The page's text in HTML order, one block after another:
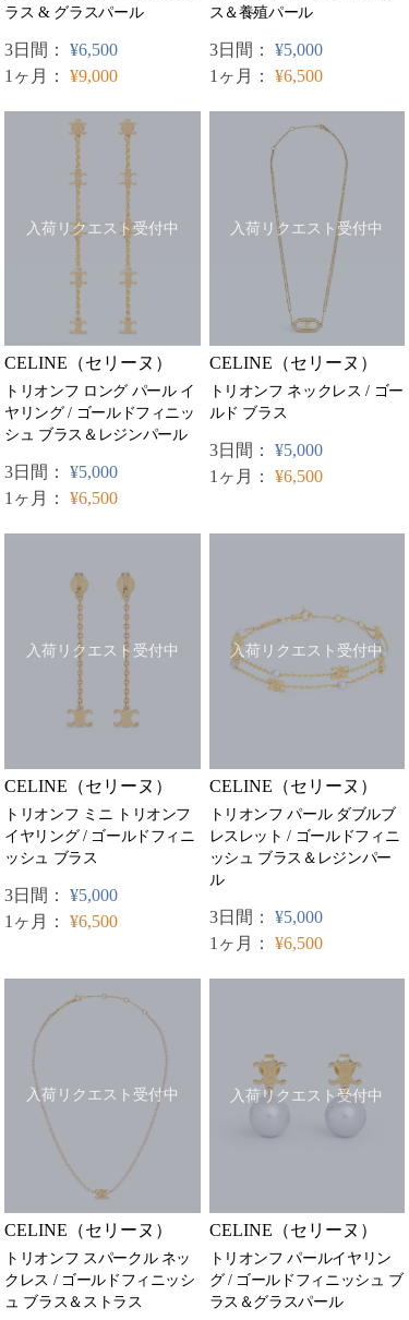
ラス & グラスパール
3日間： ¥6,500
1ヶ月： ¥9,000
ス＆養殖パール
3日間： ¥5,000
1ヶ月： ¥6,500
入荷リクエスト受付中
CELINE（セリーヌ）
トリオンフ ロング パール イ
ヤリング / ゴールドフィニッ
シュ ブラス＆レジンパール
3日間： ¥5,000
1ヶ月： ¥6,500
入荷リクエスト受付中
CELINE（セリーヌ）
トリオンフ ネックレス / ゴー
ルド ブラス
3日間： ¥5,000
1ヶ月： ¥6,500
入荷リクエスト受付中
CELINE（セリーヌ）
トリオンフ ミニ トリオンフ
イヤリング / ゴールドフィニ
ッシュ ブラス
3日間： ¥5,000
1ヶ月： ¥6,500
入荷リクエスト受付中
CELINE（セリーヌ）
トリオンフ パール ダブルブ
レスレット / ゴールドフィニ
ッシュ ブラス＆レジンパー
ル
3日間： ¥5,000
1ヶ月： ¥6,500
入荷リクエスト受付中
CELINE（セリーヌ）
トリオンフ スパークル ネッ
クレス / ゴールドフィニッシ
ュ ブラス＆ストラス
入荷リクエスト受付中
CELINE（セリーヌ）
トリオンフ パールイヤリン
グ / ゴールドフィニッシュ ブ
ラス＆グラスパール